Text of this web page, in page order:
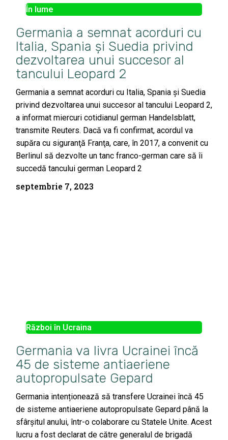
În lume
Germania a semnat acorduri cu
Italia, Spania şi Suedia privind
dezvoltarea unui succesor al
tancului Leopard 2
Germania a semnat acorduri cu Italia, Spania şi Suedia
privind dezvoltarea unui succesor al tancului Leopard 2,
a informat miercuri cotidianul german Handelsblatt,
transmite Reuters. Dacă va fi confirmat, acordul va
supăra cu siguranţă Franţa, care, în 2017, a convenit cu
Berlinul să dezvolte un tanc franco-german care să îi
succedă tancului german Leopard 2
septembrie 7, 2023
Război în Ucraina
Germania va livra Ucrainei încă
45 de sisteme antiaeriene
autopropulsate Gepard
Germania intenționează să transfere Ucrainei încă 45
de sisteme antiaeriene autopropulsate Gepard până la
sfârșitul anului, într-o colaborare cu Statele Unite. Acest
lucru a fost declarat de către generalul de brigadă